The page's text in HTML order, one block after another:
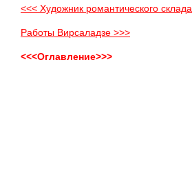
<<< Художник романтического склада
Работы Вирсаладзе >>>
<<<Оглавление>>>